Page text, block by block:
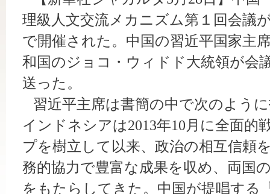
理級人文交流メカニズム第１回会議
で開催された。中国の習近平国家主
和国のジョコ・ウィドド大統領が会
送った。
習近平主席は書簡の中で次のよう
インドネシアは2013年10月に全面的
プを樹立して以来、政治の相互信頼
務的協力で豊富な成果を収め、両国
をもたらしてきた。中国が提唱する